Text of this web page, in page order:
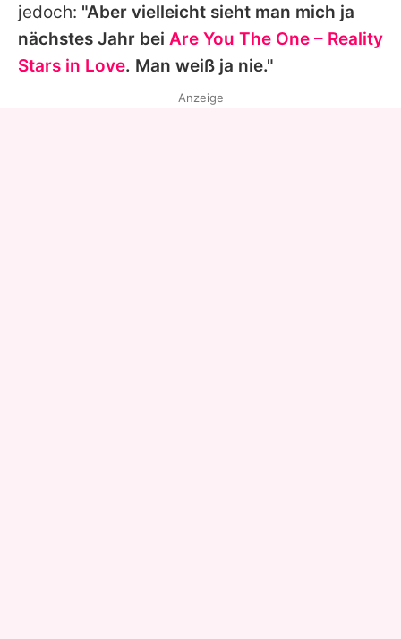
jedoch: "Aber vielleicht sieht man mich ja
nächstes Jahr bei Are You The One – Reality
Stars in Love. Man weiß ja nie."
Anzeige